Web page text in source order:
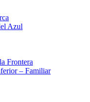
Azul
Frontera
– Familiar